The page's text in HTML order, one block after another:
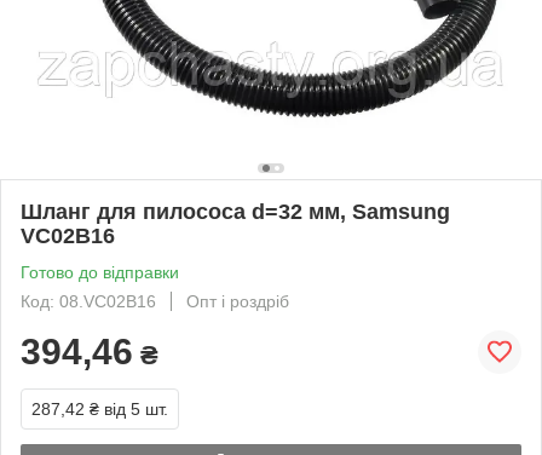
Шланг для пилососа d=32 мм, Samsung
VC02B16
Готово до відправки
Код: 08.VC02B16
Опт і роздріб
394,46 ₴
287,42 ₴ від 5 шт.